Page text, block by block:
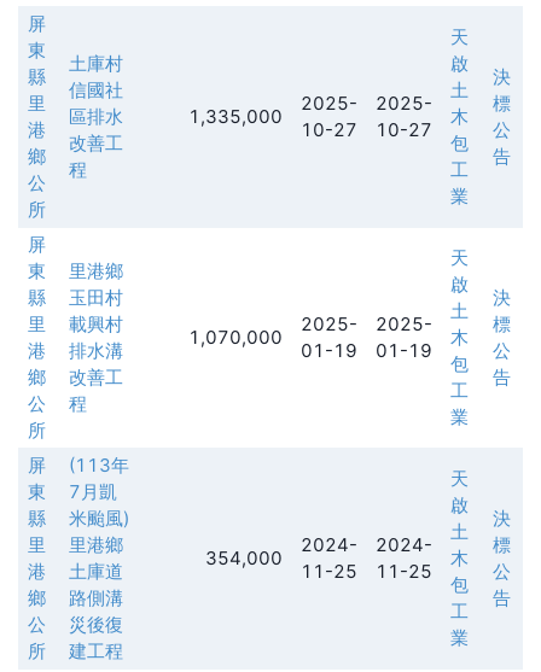
屏
東
縣
里
港
鄉
公
所
土庫村
信國社
區排水
改善工
程
1,335,000
2025-
10-27
2025-
10-27
天
啟
土
木
包
工
業
決
標
公
告
屏
東
縣
里
港
鄉
公
所
里港鄉
玉田村
載興村
排水溝
改善工
程
1,070,000
2025-
01-19
2025-
01-19
天
啟
土
木
包
工
業
決
標
公
告
屏
東
縣
里
港
鄉
公
所
(113年
7月凱
米颱風)
里港鄉
土庫道
路側溝
災後復
建工程
354,000
2024-
11-25
2024-
11-25
天
啟
土
木
包
工
業
決
標
公
告